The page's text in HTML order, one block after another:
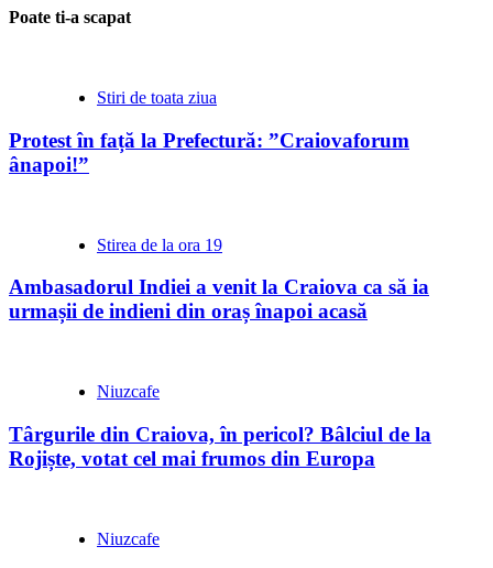
Poate ti-a scapat
Stiri de toata ziua
Protest în față la Prefectură: ”Craiovaforum
ânapoi!”
Stirea de la ora 19
Ambasadorul Indiei a venit la Craiova ca să ia
urmașii de indieni din oraș înapoi acasă
Niuzcafe
Târgurile din Craiova, în pericol? Bâlciul de la
Rojiște, votat cel mai frumos din Europa
Niuzcafe